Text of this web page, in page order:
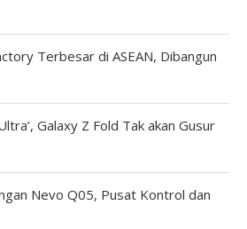
Terbesar di ASEAN, Dibangun
Galaxy Z Fold Tak akan Gusur
Nevo Q05, Pusat Kontrol dan